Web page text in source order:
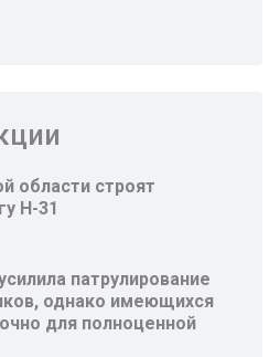
области строят
Н-31
патрулирование
однако имеющихся
для полноценной